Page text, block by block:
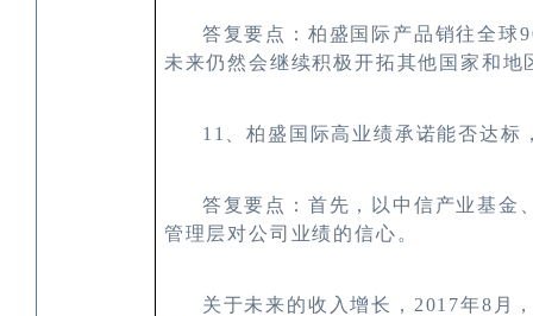
答复要点： 柏盛国际产品销往全球
未来仍然会继续积极开拓其他国家和地
11、柏盛国际高业绩承诺能否达标
答复要点：首先，以中信产业基金
管理层对公司业绩的信心。
关于未来的收入增长， 2017年8月